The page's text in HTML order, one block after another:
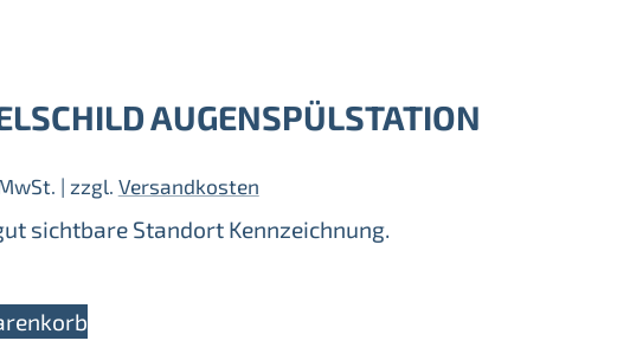
AUGENSPÜLSTATION
| zzgl. Versandkosten
sichtbare Standort Kennzeichnung.